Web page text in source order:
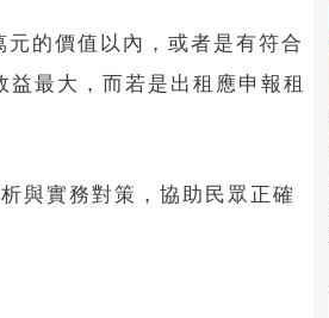
的價值以內，或者是有符合
最大，而若是出租應申報租
與實務對策，協助民眾正確